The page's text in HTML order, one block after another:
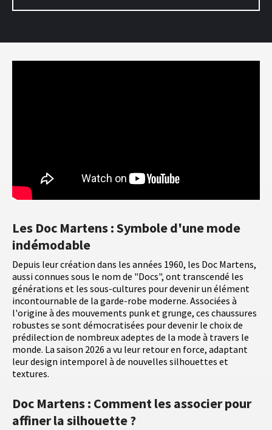
Les Doc Martens : Symbole d'une mode
indémodable
Depuis leur création dans les années 1960, les Doc Martens,
aussi connues sous le nom de "Docs", ont transcendé les
générations et les sous-cultures pour devenir un élément
incontournable de la garde-robe moderne. Associées à
l'origine à des mouvements punk et grunge, ces chaussures
robustes se sont démocratisées pour devenir le choix de
prédilection de nombreux adeptes de la mode à travers le
monde. La saison 2026 a vu leur retour en force, adaptant
leur design intemporel à de nouvelles silhouettes et
textures.
Doc Martens : Comment les associer pour
affiner la silhouette ?